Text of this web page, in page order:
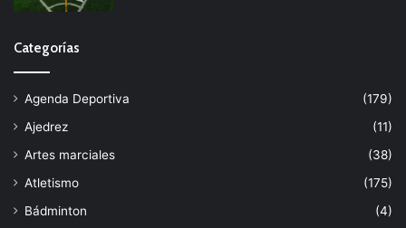
Categorías
Agenda Deportiva
(179)
Ajedrez
(11)
Artes marciales
(38)
Atletismo
(175)
Bádminton
(4)